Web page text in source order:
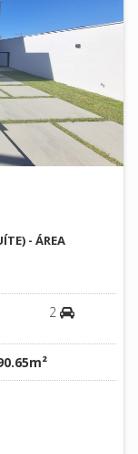
- ÁREA
2